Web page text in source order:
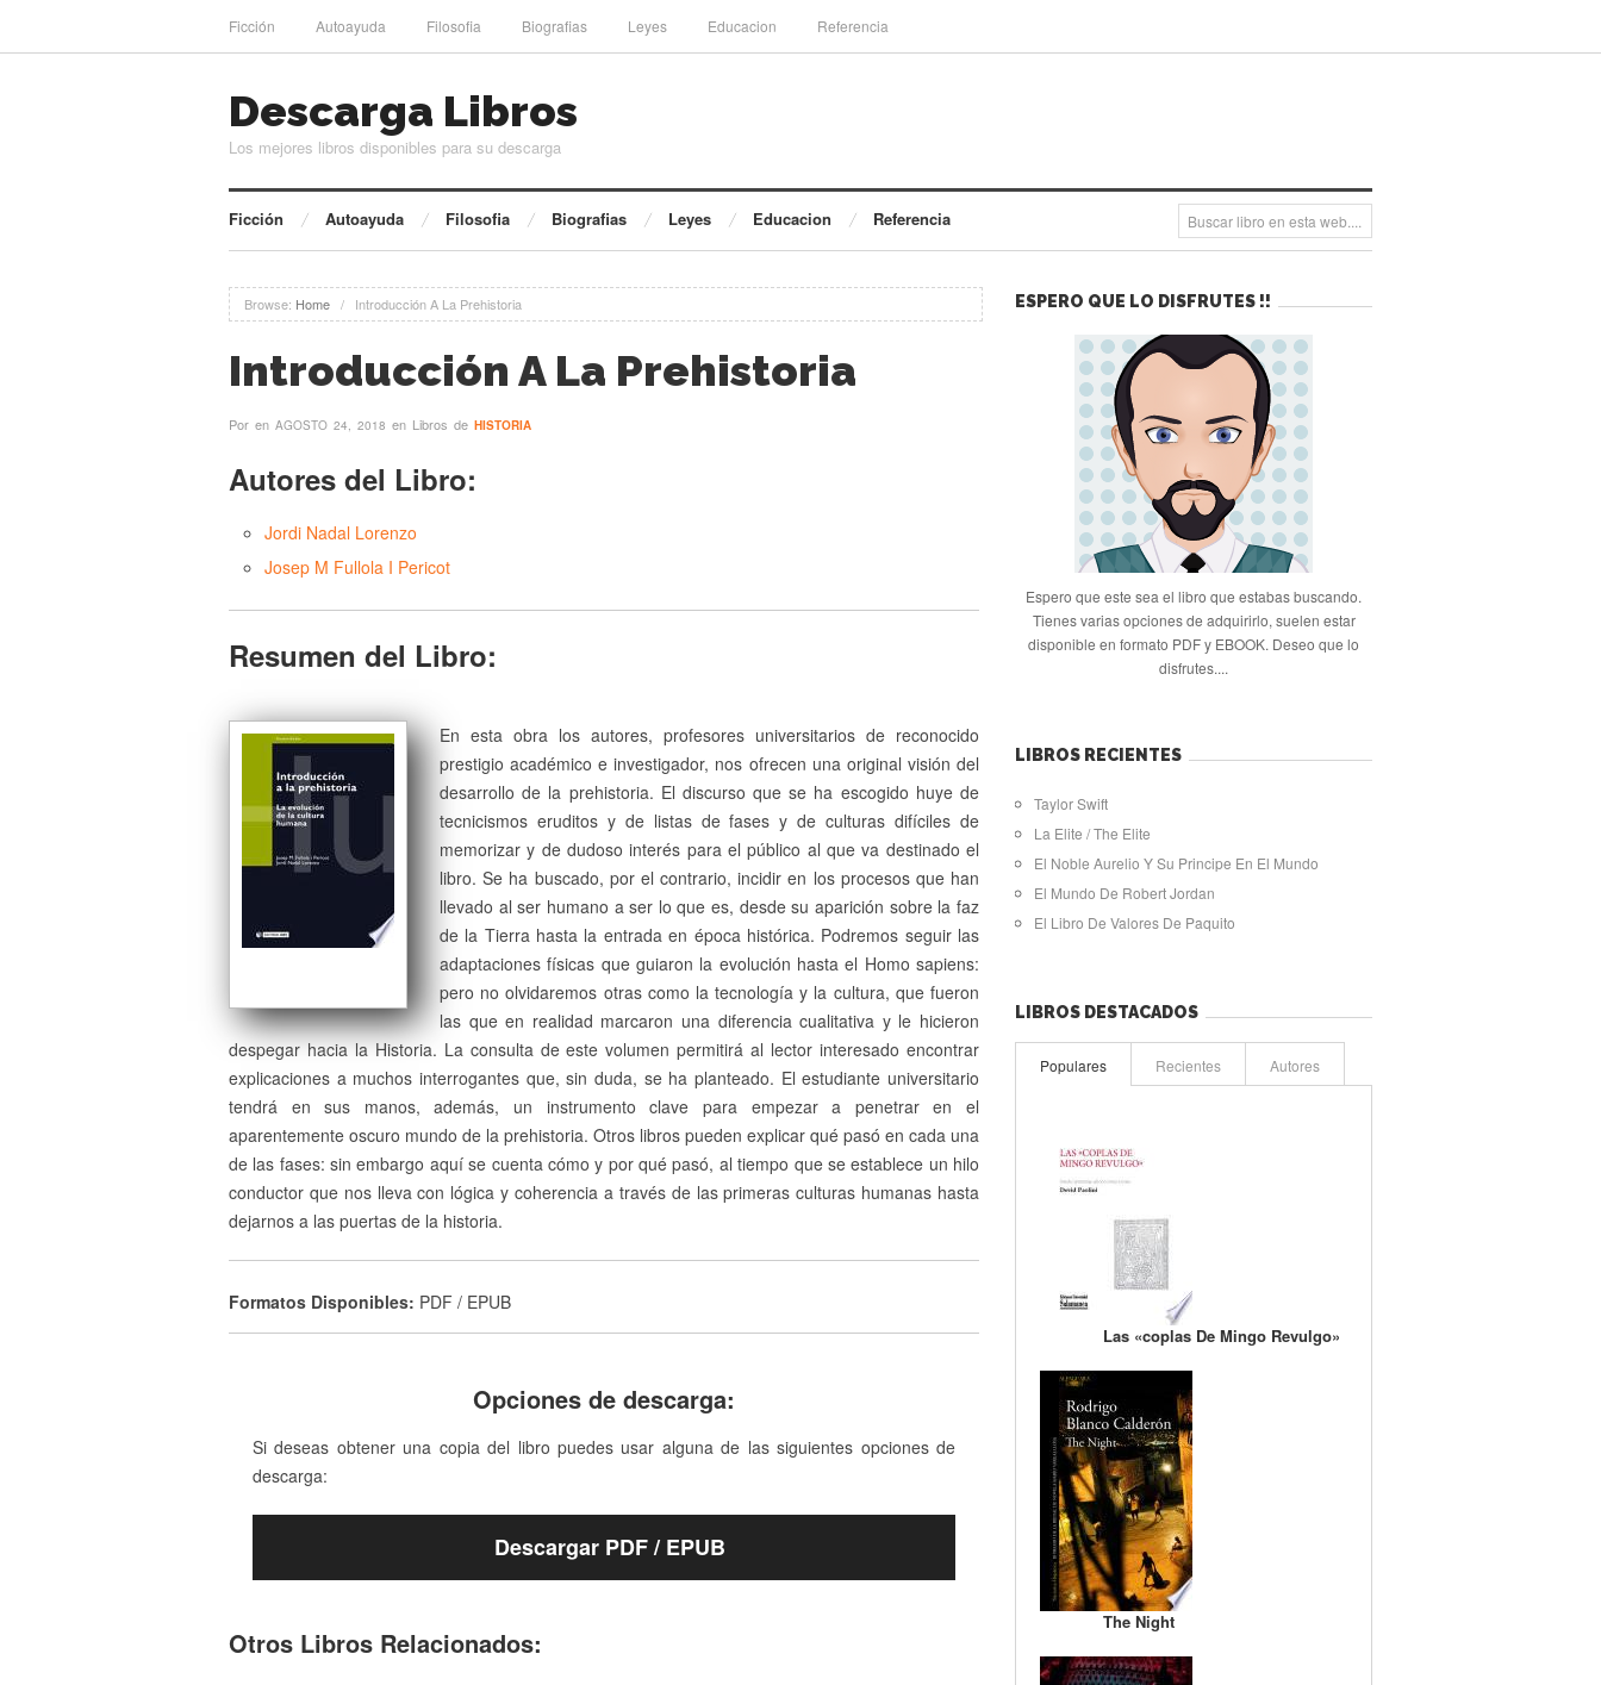
Ficción Autoayuda Filosofia Biografias Leyes Educacion Referencia
Descarga Libros
Los mejores libros disponibles para su descarga
Ficción Autoayuda Filosofia Biografias Leyes Educacion Referencia
Browse: Home / Introducción A La Prehistoria
Introducción A La Prehistoria
Por en AGOSTO 24, 2018 en Libros de HISTORIA
Autores del Libro:
Jordi Nadal Lorenzo
Josep M Fullola I Pericot
Resumen del Libro:
En esta obra los autores, profesores universitarios de reconocido
prestigio académico e investigador, nos ofrecen una original visión del
desarrollo de la prehistoria. El discurso que se ha escogido huye de
tecnicismos eruditos y de listas de fases y de culturas difíciles de
memorizar y de dudoso interés para el público al que va destinado el
libro. Se ha buscado, por el contrario, incidir en los procesos que han
llevado al ser humano a ser lo que es, desde su aparición sobre la faz
de la Tierra hasta la entrada en época histórica. Podremos seguir las
adaptaciones físicas que guiaron la evolución hasta el Homo sapiens:
pero no olvidaremos otras como la tecnología y la cultura, que fueron
las que en realidad marcaron una diferencia cualitativa y le hicieron
despegar hacia la Historia. La consulta de este volumen permitirá al lector interesado encontrar
explicaciones a muchos interrogantes que, sin duda, se ha planteado. El estudiante universitario
tendrá en sus manos, además, un instrumento clave para empezar a penetrar en el
aparentemente oscuro mundo de la prehistoria. Otros libros pueden explicar qué pasó en cada una
de las fases: sin embargo aquí se cuenta cómo y por qué pasó, al tiempo que se establece un hilo
conductor que nos lleva con lógica y coherencia a través de las primeras culturas humanas hasta
dejarnos a las puertas de la historia.
Formatos Disponibles: PDF / EPUB
Opciones de descarga:
Si deseas obtener una copia del libro puedes usar alguna de las siguientes opciones de
descarga:
Descargar PDF / EPUB
Otros Libros Relacionados:
ESPERO QUE LO DISFRUTES !!
Espero que este sea el libro que estabas buscando.
Tienes varias opciones de adquirirlo, suelen estar
disponible en formato PDF y EBOOK. Deseo que lo
disfrutes....
LIBROS RECIENTES
Taylor Swift
La Elite / The Elite
El Noble Aurelio Y Su Principe En El Mundo
El Mundo De Robert Jordan
El Libro De Valores De Paquito
LIBROS DESTACADOS
Populares Recientes Autores
Las «coplas De Mingo Revulgo»
The Night